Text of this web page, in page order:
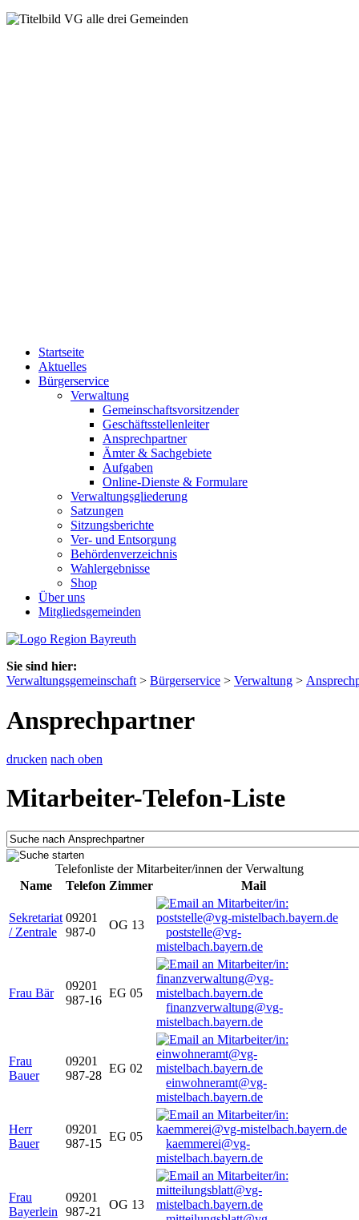
Startseite
Aktuelles
Bürgerservice
Verwaltung
Gemeinschaftsvorsitzender
Geschäftsstellenleiter
Ansprechpartner
Ämter & Sachgebiete
Aufgaben
Online-Dienste & Formulare
Verwaltungsgliederung
Satzungen
Sitzungsberichte
Ver- und Entsorgung
Behördenverzeichnis
Wahlergebnisse
Shop
Über uns
Mitgliedsgemeinden
Sie sind hier:
Verwaltungsgemeinschaft > Bürgerservice > Verwaltung >
Ansprechpartner
drucken nach oben
Mitarbeiter-Telefon-Liste
Telefonliste der Mitarbeiter/innen der Verwaltung
Name
Telefon Zimmer Mail
Sekretariat
/ Zentrale
09201
987-0
OG 13
poststelle@vg-
mistelbach.bayern.de
Frau Bär
09201
987-16
EG 05
finanzverwaltung@vg-
mistelbach.bayern.de
Frau
Bauer
09201
987-28
EG 02
einwohneramt@vg-
mistelbach.bayern.de
Herr
Bauer
09201
987-15
EG 05
kaemmerei@vg-
mistelbach.bayern.de
Frau
Bayerlein
09201
987-21
OG 13